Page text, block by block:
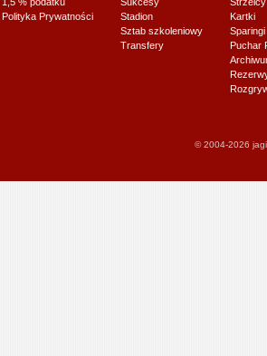
Polityka Prywatności
Stadion
Sztab szkoleniowy
Transfery
Kartki
Sparingi
Puchar
© 2004-2026